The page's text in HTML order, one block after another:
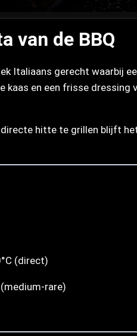
van de BBQ
Italiaans gerecht waarbij
kaas en een frisse
hitte te grillen blijft
(direct)
rare)